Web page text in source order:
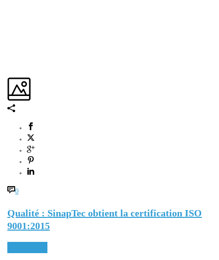
0
Qualité : SinapTec obtient la certification ISO
9001:2015